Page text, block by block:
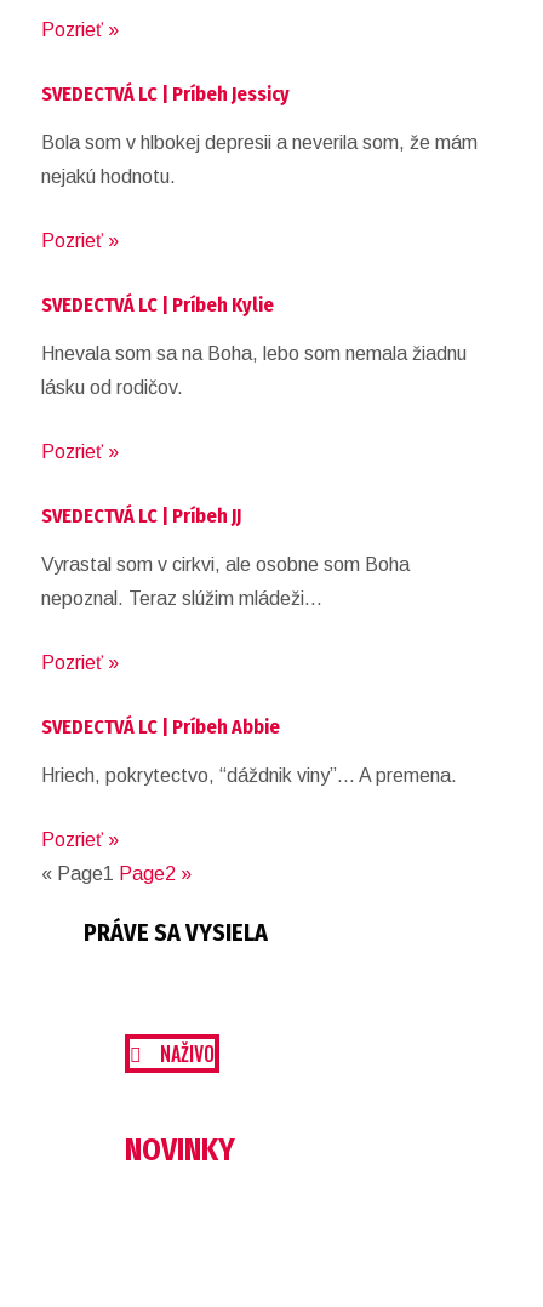
Pozrieť »
SVEDECTVÁ LC | Príbeh Jessicy
Bola som v hlbokej depresii a neverila som, že mám
nejakú hodnotu.
Pozrieť »
SVEDECTVÁ LC | Príbeh Kylie
Hnevala som sa na Boha, lebo som nemala žiadnu
lásku od rodičov.
Pozrieť »
SVEDECTVÁ LC | Príbeh JJ
Vyrastal som v cirkvi, ale osobne som Boha
nepoznal. Teraz slúžim mládeži…
Pozrieť »
SVEDECTVÁ LC | Príbeh Abbie
Hriech, pokrytectvo, “dáždnik viny”… A premena.
Pozrieť »
« Page1 Page2 »
PRÁVE SA VYSIELA
NAŽIVO
NOVINKY